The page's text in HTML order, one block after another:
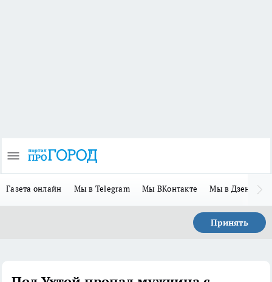
Газета онлайн Мы в Telegram Мы ВКонтакте Мы в Дзене
Принять